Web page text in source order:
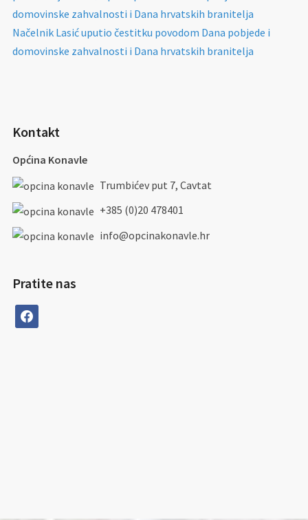
domovinske zahvalnosti i Dana hrvatskih branitelja
Načelnik Lasić uputio čestitku povodom Dana pobjede i
domovinske zahvalnosti i Dana hrvatskih branitelja
Kontakt
Općina Konavle
Trumbićev put 7, Cavtat
+385 (0)20 478401
info@opcinakonavle.hr
Pratite nas
facebook